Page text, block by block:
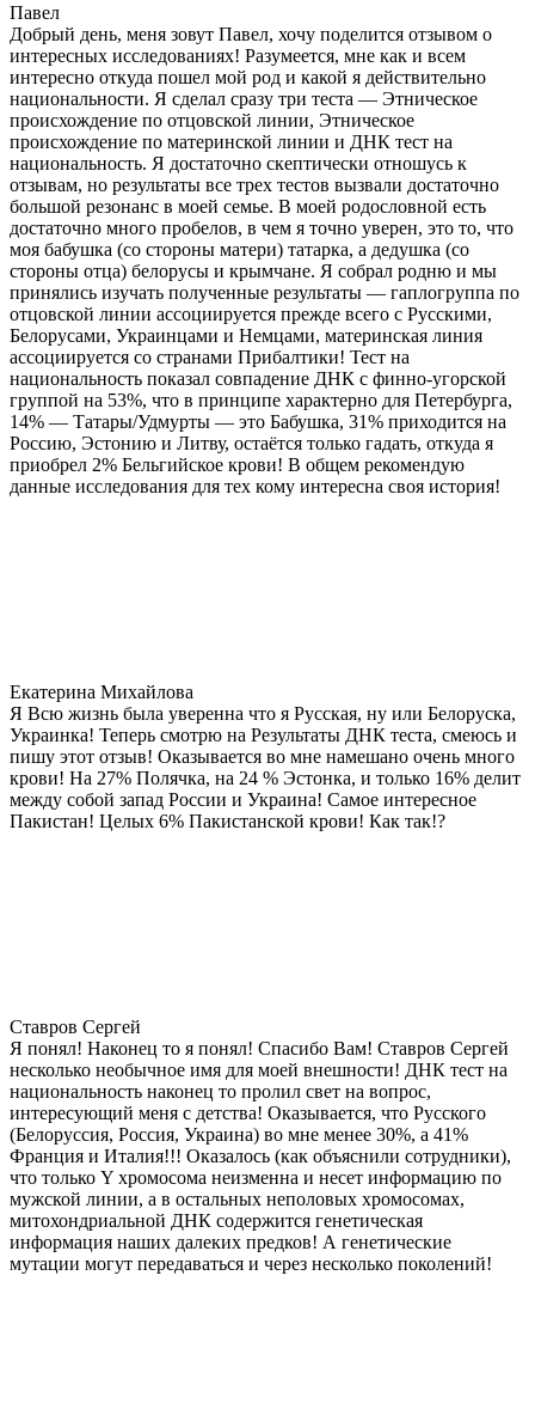
Павел
Добрый день, меня зовут Павел, хочу поделится отзывом о
интересных исследованиях! Разумеется, мне как и всем
интересно откуда пошел мой род и какой я действительно
национальности. Я сделал сразу три теста — Этническое
происхождение по отцовской линии, Этническое
происхождение по материнской линии и ДНК тест на
национальность. Я достаточно скептически отношусь к
отзывам, но результаты все трех тестов вызвали достаточно
большой резонанс в моей семье. В моей родословной есть
достаточно много пробелов, в чем я точно уверен, это то, что
моя бабушка (со стороны матери) татарка, а дедушка (со
стороны отца) белорусы и крымчане. Я собрал родню и мы
принялись изучать полученные результаты — гаплогруппа по
отцовской линии ассоциируется прежде всего с Русскими,
Белорусами, Украинцами и Немцами, материнская линия
ассоциируется со странами Прибалтики! Тест на
национальность показал совпадение ДНК с финно-угорской
группой на 53%, что в принципе характерно для Петербурга,
14% — Татары/Удмурты — это Бабушка, 31% приходится на
Россию, Эстонию и Литву, остаётся только гадать, откуда я
приобрел 2% Бельгийское крови! В общем рекомендую
данные исследования для тех кому интересна своя история!
Екатерина Михайлова
Я Всю жизнь была уверенна что я Русская, ну или Белоруска,
Украинка! Теперь смотрю на Результаты ДНК теста, смеюсь и
пишу этот отзыв! Оказывается во мне намешано очень много
крови! На 27% Полячка, на 24 % Эстонка, и только 16% делит
между собой запад России и Украина! Самое интересное
Пакистан! Целых 6% Пакистанской крови! Как так!?
Ставров Сергей
Я понял! Наконец то я понял! Спасибо Вам! Ставров Сергей
несколько необычное имя для моей внешности! ДНК тест на
национальность наконец то пролил свет на вопрос,
интересующий меня с детства! Оказывается, что Русского
(Белоруссия, Россия, Украина) во мне менее 30%, а 41%
Франция и Италия!!! Оказалось (как объяснили сотрудники),
что только Y хромосома неизменна и несет информацию по
мужской линии, а в остальных неполовых хромосомах,
митохондриальной ДНК содержится генетическая
информация наших далеких предков! А генетические
мутации могут передаваться и через несколько поколений!